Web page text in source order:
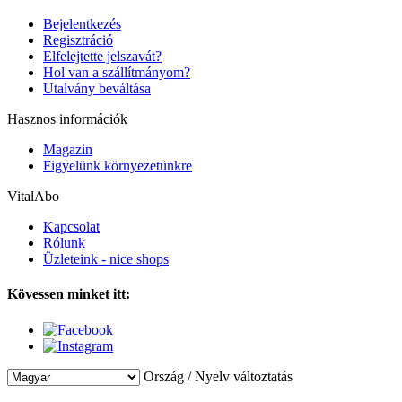
Bejelentkezés
Regisztráció
Elfelejtette jelszavát?
Hol van a szállítmányom?
Utalvány beváltása
Hasznos információk
Magazin
Figyelünk környezetünkre
VitalAbo
Kapcsolat
Rólunk
Üzleteink - nice shops
Kövessen minket itt:
Ország / Nyelv változtatás